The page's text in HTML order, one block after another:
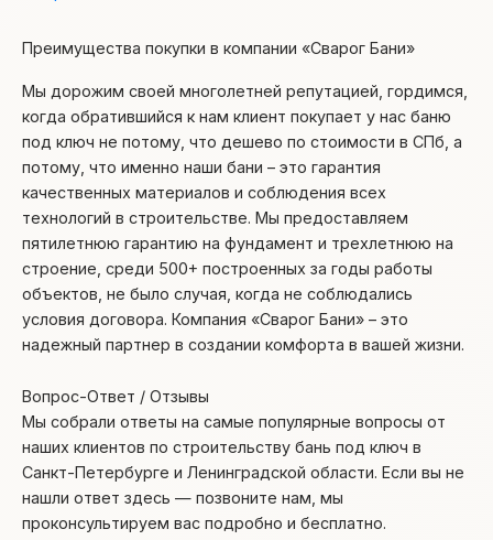
Преимущества покупки в компании «Сварог Бани»
Мы дорожим своей многолетней репутацией, гордимся,
когда обратившийся к нам клиент покупает у нас баню
под ключ не потому, что дешево по стоимости в СПб, а
потому, что именно наши бани – это гарантия
качественных материалов и соблюдения всех
технологий в строительстве. Мы предоставляем
пятилетнюю гарантию на фундамент и трехлетнюю на
строение, среди 500+ построенных за годы работы
объектов, не было случая, когда не соблюдались
условия договора. Компания «Сварог Бани» – это
надежный партнер в создании комфорта в вашей жизни.
Вопрос-Ответ / Отзывы
Мы собрали ответы на самые популярные вопросы от
наших клиентов по строительству бань под ключ в
Санкт-Петербурге и Ленинградской области. Если вы не
нашли ответ здесь — позвоните нам, мы
проконсультируем вас подробно и бесплатно.